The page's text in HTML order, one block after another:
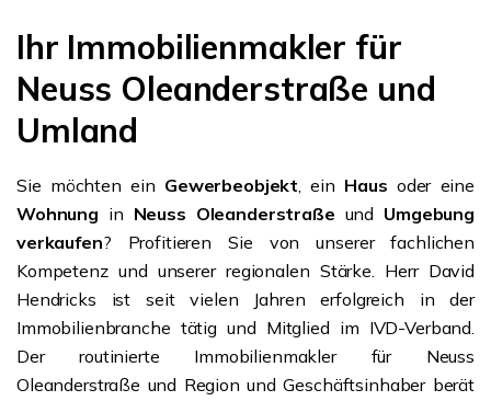
Ihr Immobilienmakler für
Neuss Oleanderstraße und
Umland
Sie möchten ein Gewerbeobjekt, ein Haus oder eine
Wohnung in Neuss Oleanderstraße und Umgebung
verkaufen? Profitieren Sie von unserer fachlichen
Kompetenz und unserer regionalen Stärke. Herr David
Hendricks ist seit vielen Jahren erfolgreich in der
Immobilienbranche tätig und Mitglied im IVD-Verband.
Der routinierte Immobilienmakler für Neuss
Oleanderstraße und Region und Geschäftsinhaber berät